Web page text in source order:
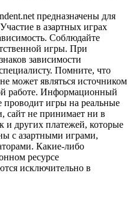
предназначены для
в азартных играх
Соблюдайте
игры. При
зависимости
Помните, что
может являться источником
работе. Информационный
проводит игры на реальные
сайт не принимает ни в
и других платежей, которые
с азартными играми,
Какие-либо
ресурсе
исключительно в